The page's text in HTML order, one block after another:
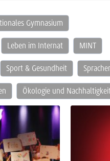
Gymnasium
Leben im Internat MINT
Sport & Gesundheit
Ökologie und